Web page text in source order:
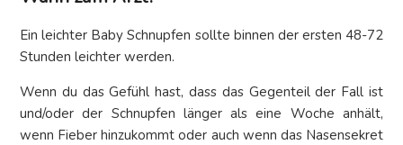
Ein leichter Baby Schnupfen sollte binnen der ersten 48-72
Stunden leichter werden.
Wenn du das Gefühl hast, dass das Gegenteil der Fall ist
und/oder der Schnupfen länger als eine Woche anhält,
wenn Fieber hinzukommt oder auch wenn das Nasensekret